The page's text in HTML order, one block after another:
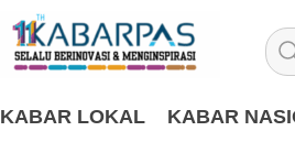
KABAR LOKAL KABAR